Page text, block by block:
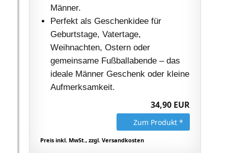
Männer.
Perfekt als Geschenkidee für
Geburtstage, Vatertage,
Weihnachten, Ostern oder
gemeinsame Fußballabende – das
ideale Männer Geschenk oder kleine
Aufmerksamkeit.
34,90 EUR
Zum Produkt *
Preis inkl. MwSt., zzgl. Versandkosten